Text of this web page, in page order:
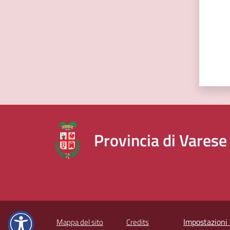
Provincia di Varese
Mappa del sito Credits Impostazioni